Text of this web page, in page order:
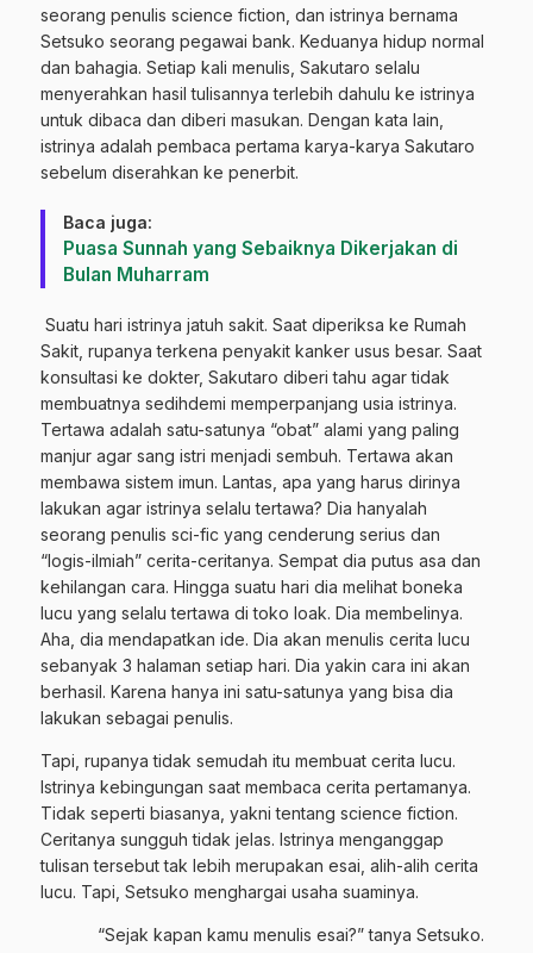
seorang penulis science fiction, dan istrinya bernama
Setsuko seorang pegawai bank. Keduanya hidup normal
dan bahagia. Setiap kali menulis, Sakutaro selalu
menyerahkan hasil tulisannya terlebih dahulu ke istrinya
untuk dibaca dan diberi masukan. Dengan kata lain,
istrinya adalah pembaca pertama karya-karya Sakutaro
sebelum diserahkan ke penerbit.
Baca juga:
Puasa Sunnah yang Sebaiknya Dikerjakan di
Bulan Muharram
Suatu hari istrinya jatuh sakit. Saat diperiksa ke Rumah
Sakit, rupanya terkena penyakit kanker usus besar. Saat
konsultasi ke dokter, Sakutaro diberi tahu agar tidak
membuatnya sedihdemi memperpanjang usia istrinya.
Tertawa adalah satu-satunya “obat” alami yang paling
manjur agar sang istri menjadi sembuh. Tertawa akan
membawa sistem imun. Lantas, apa yang harus dirinya
lakukan agar istrinya selalu tertawa? Dia hanyalah
seorang penulis sci-fic yang cenderung serius dan
“logis-ilmiah” cerita-ceritanya. Sempat dia putus asa dan
kehilangan cara. Hingga suatu hari dia melihat boneka
lucu yang selalu tertawa di toko loak. Dia membelinya.
Aha, dia mendapatkan ide. Dia akan menulis cerita lucu
sebanyak 3 halaman setiap hari. Dia yakin cara ini akan
berhasil. Karena hanya ini satu-satunya yang bisa dia
lakukan sebagai penulis.
Tapi, rupanya tidak semudah itu membuat cerita lucu.
Istrinya kebingungan saat membaca cerita pertamanya.
Tidak seperti biasanya, yakni tentang science fiction.
Ceritanya sungguh tidak jelas. Istrinya menganggap
tulisan tersebut tak lebih merupakan esai, alih-alih cerita
lucu. Tapi, Setsuko menghargai usaha suaminya.
“Sejak kapan kamu menulis esai?” tanya Setsuko.